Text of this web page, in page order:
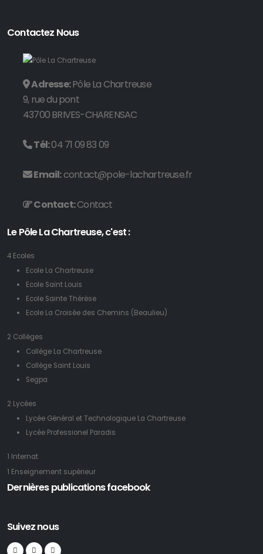
Contactez Nous
Adresse:Pôle La Chartreuse
9, rue du pont
43700 BRIVES-CHARENSAC
Tél:04 71 09 83 09
Email:contact@pole-lachartreuse.fr
Contact:Contact
Le Pôle La Chartreuse, c'est :
4 Ecoles
Ecole La Chartreuse
Ecole Saint Louis
Ecole Sainte Thérèse
Ecole La Croisée des Chemins (Beaulieu)
2 Collèges
Collège La Chartreuse
Collège Saint Louis
Segpa
2 Lycées
Lycée Général et Technologique La Chartreuse
Lycée Professionel Paradis
1 Internat
1 Enseignement supérieur
Dernières publications facebook
Suivez nous